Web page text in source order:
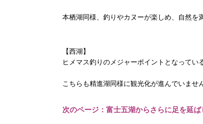
本栖湖同様、釣りやカヌーが楽しめ、自然を
【西湖】
ヒメマス釣りのメジャーポイントとなってい
こちらも精進湖同様に観光化が進んでいませ
次のページ：富士五湖からさらに足を延